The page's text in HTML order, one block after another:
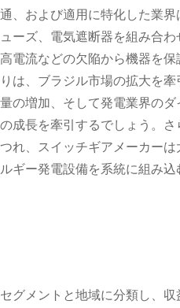
、および適用に特化した業
ーズ、電気遮断器を組み合わ
電流などの欠陥から機器を
、ブラジル市場の拡大を牽
の増加、そして発電業界の
長を牽引するでしょう。さ
れ、スイッチギアメーカー
ギー発電設備を系統に組み
グメントと地域に分類し、